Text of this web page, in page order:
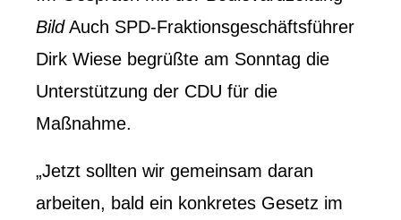
BildAuch SPD-Fraktionsgeschäftsführer
Dirk Wiese begrüßte am Sonntag die
Unterstützung der CDU für die
Maßnahme.
„Jetzt sollten wir gemeinsam daran
arbeiten, bald ein konkretes Gesetz im